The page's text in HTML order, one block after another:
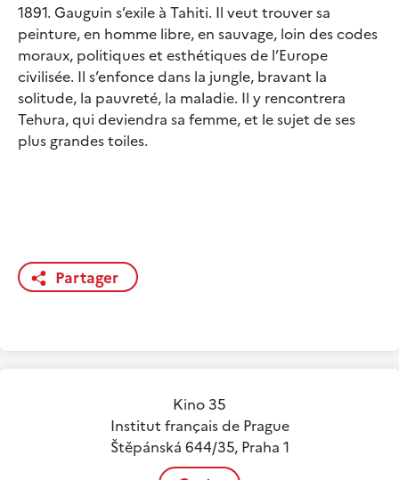
1891. Gauguin s’exile à Tahiti. Il veut trouver sa
peinture, en homme libre, en sauvage, loin des codes
moraux, politiques et esthétiques de l’Europe
civilisée. Il s’enfonce dans la jungle, bravant la
solitude, la pauvreté, la maladie. Il y rencontrera
Tehura, qui deviendra sa femme, et le sujet de ses
plus grandes toiles.
Partager
Kino 35
Institut français de Prague
Štěpánská 644/35, Praha 1